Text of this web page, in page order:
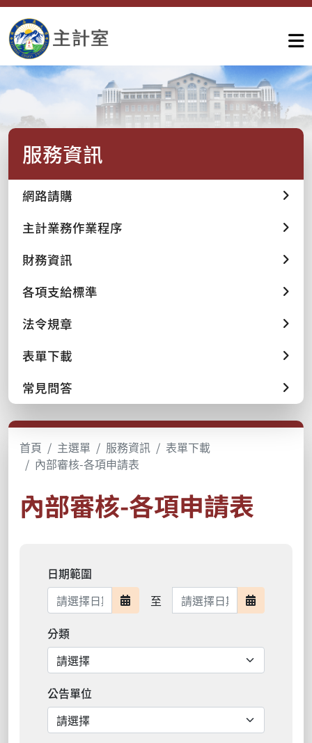
服務資訊
網路請購
主計業務作業程序
財務資訊
各項支給標準
法令規章
表單下載
常見問答
首頁 主選單 服務資訊
表單下載
內部審核-各項申請表
內部審核-各項申請表
日期範圍
日期範圍開始
至 日期範圍結束 日期範圍
分類
公告單位